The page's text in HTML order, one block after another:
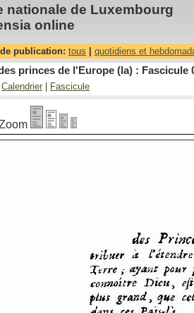
nationale de Luxembourg
online
publication: tous quotidiens et
princes de l'Europe (la) : Fascicule
Calendrier Fascicule